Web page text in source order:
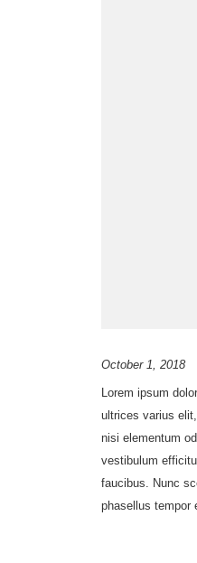
October 1, 2018
Lorem ipsum
ultrices varius
nisi elementum
vestibulum
faucibus. Nunc
phasellus tempor